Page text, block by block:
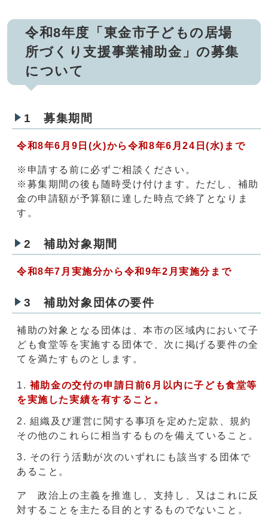
令和8年度「東金市子どもの居場
所づくり支援事業補助金」の募集
について
1 募集期間
令和8年6月9日(火)から令和8年6月24日(水)まで
※申請する前に必ずご相談ください。
※募集期間の後も随時受け付けます。ただし、補助
金の申請額が予算額に達した時点で終了となりま
す。
2 補助対象期間
令和8年7月実施分から令和9年2月実施分まで
3 補助対象団体の要件
補助の対象となる団体は、本市の区域内において子
ども食堂等を実施する団体で、次に掲げる要件の全
てを満たすものとします。
補助金の交付の申請日前6月以内に子ども食堂等
を実施した実績を有すること。
組織及び運営に関する事項を定めた定款、規約
その他のこれらに相当するものを備えていること。
その行う活動が次のいずれにも該当する団体で
あること。
ア 政治上の主義を推進し、支持し、又はこれに反
対することを主たる目的とするものでないこと。